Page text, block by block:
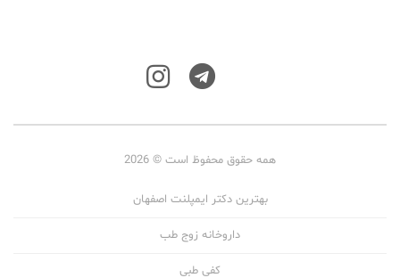
همه حقوق محفوظ است © 2026
بهترین دکتر ایمپلنت اصفهان
داروخانه زوج طب
کفی طبی